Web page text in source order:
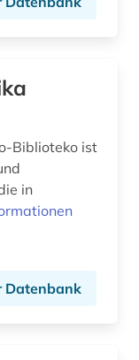
Biblioteko ist
in
Datenbank